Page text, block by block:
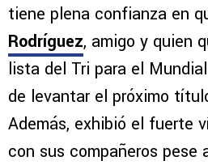
tiene plena confianza en
Rodríguez, amigo y quien
lista del Tri para el
de levantar el próximo
Además, exhibió el fuerte
con sus compañeros pese